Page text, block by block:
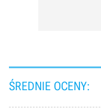
ŚREDNIE OCENY: